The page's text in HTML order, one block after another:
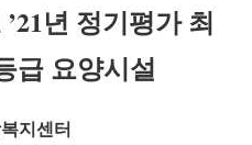
년 정기평가 최
급 요양시설
지센터